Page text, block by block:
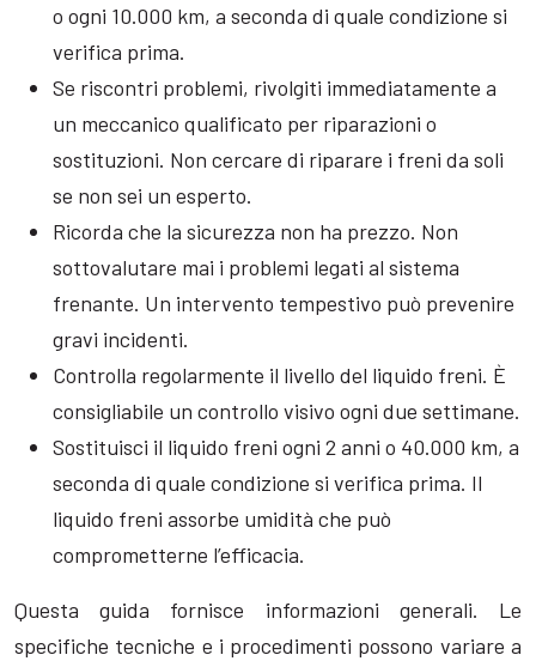
o ogni 10.000 km, a seconda di quale condizione si
verifica prima.
Se riscontri problemi, rivolgiti immediatamente a
un meccanico qualificato per riparazioni o
sostituzioni. Non cercare di riparare i freni da soli
se non sei un esperto.
Ricorda che la sicurezza non ha prezzo. Non
sottovalutare mai i problemi legati al sistema
frenante. Un intervento tempestivo può prevenire
gravi incidenti.
Controlla regolarmente il livello del liquido freni. È
consigliabile un controllo visivo ogni due settimane.
Sostituisci il liquido freni ogni 2 anni o 40.000 km, a
seconda di quale condizione si verifica prima. Il
liquido freni assorbe umidità che può
comprometterne l’efficacia.
Questa guida fornisce informazioni generali. Le
specifiche tecniche e i procedimenti possono variare a